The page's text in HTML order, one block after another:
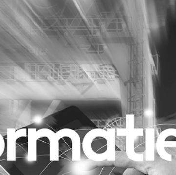
Purpose Marketing
Reputatie & crisis